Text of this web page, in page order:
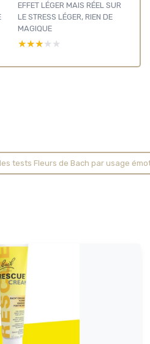
EFFET LÉGER MAIS RÉEL SUR
LE STRESS LÉGER, RIEN DE
MAGIQUE
★★★★★
★★★★★
tests Fleurs de Bach par usage